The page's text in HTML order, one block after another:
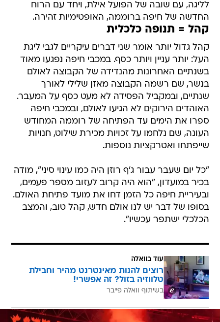
לליגה, עם שובה של הפועל אילת, ויחד עם הרוח
החדשה של חיפה ברוממה, האופטימיות זהירה.
קהל = תנופה כלכלית
קהל גדול יותר אומר שני דברים עיקריים לגבי ליגת
העל: יותר עניין ויותר כסף. במכבי חיפה נפגעו מאוד
בשנתיים האחרונות מהנדידה של הקבוצה לאולם
בנשר, שם רשמה הקבוצה מאזן שלילי לאורך
שנתיים, ובמקביל הפסידה לא מעט כסף על המעבר.
האוהדים הירוקים לא הגיעו לאולם, ובמכבי חיפה
ספרו את הימים עד הפתיחה של רוממה המחודש
העונה, שם נלחמו על זכויות מכירת שילוט, חנויות
שייפתחו ואטרקציות נוספות.
"כל יום שעבר עבור ג'ף רוזן היה כמו עינוי סיני", מודה
בכיר במועדון, "הוא היה קרוב לעזוב מספר פעמים,
ובעיריית חיפה כל הזמן דחו את מועד פתיחת האולם.
בסופו של דבר יש לנו אולם חדש, קהל טוב, והמצב
הכלכלי ישתפר עכשיו".
עוד בוואלה
רוצים להנות מאינטרנט מהיר וחבילת
טלווזיה בזול? זה אפשרי!
בשיתוף וואלה פייבר